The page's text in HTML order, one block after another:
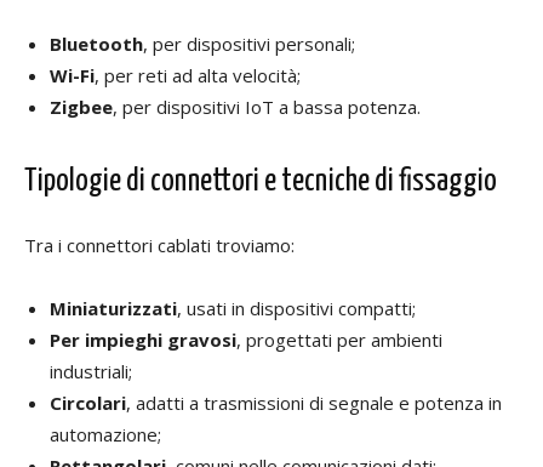
Bluetooth, per dispositivi personali;
Wi-Fi, per reti ad alta velocità;
Zigbee, per dispositivi IoT a bassa potenza.
Tipologie di connettori e tecniche di fissaggio
Tra i connettori cablati troviamo:
Miniaturizzati, usati in dispositivi compatti;
Per impieghi gravosi, progettati per ambienti
industriali;
Circolari, adatti a trasmissioni di segnale e potenza in
automazione;